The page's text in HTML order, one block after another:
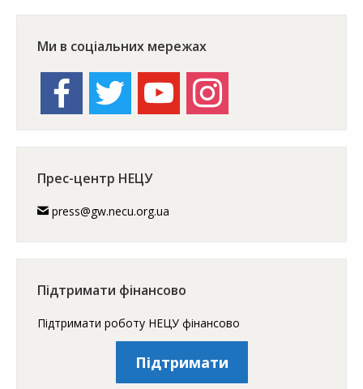
Ми в соціальних мережах
facebook twitter youtube instagram
Прес-центр НЕЦУ
press@gw.necu.org.ua
Підтримати фінансово
Підтримати роботу НЕЦУ фінансово
Підтримати